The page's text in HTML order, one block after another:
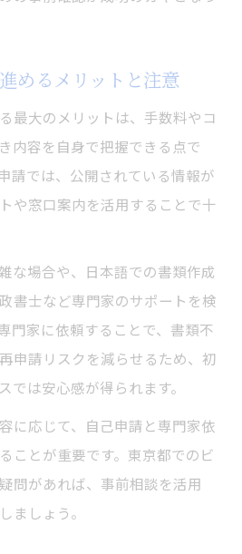
めるメリットと注意
最大のメリットは、手数料やコ
内容を自身で把握できる点で
請では、公開されている情報が
や窓口案内を活用することで十
な場合や、日本語での書類作成
書士など専門家のサポートを検
門家に依頼することで、書類不
申請リスクを減らせるため、初
では安心感が得られます。
に応じて、自己申請と専門家依
ことが重要です。東京都でのビ
問があれば、事前相談を活用
ましょう。